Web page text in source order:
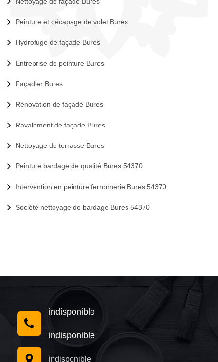
Peinture et décapage de volet Bures
Hydrofuge de façade Bures
Entreprise de peinture Bures
Façadier Bures
Rénovation de façade Bures
Ravalement de façade Bures
Nettoyage de terrasse Bures
Peinture bardage de qualité Bures 54370
Intervention en peinture ferronnerie Bures 54370
Société nettoyage de bardage Bures 54370
indisponible
indisponible
indisponible